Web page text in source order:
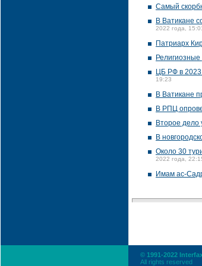
Самый
В Ватикане
2022 года,
Патриарх
ЦБ РФ в 2023
19:23
В Ватикане
В РПЦ
Второе дело
В
Около 30
2022 года,
Имам ас-
© 1991-2022
All rights reserved